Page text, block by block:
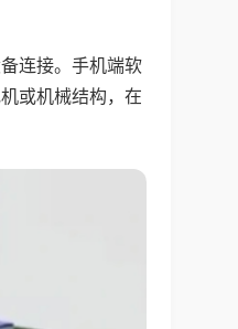
连接。手机端软
或机械结构，在